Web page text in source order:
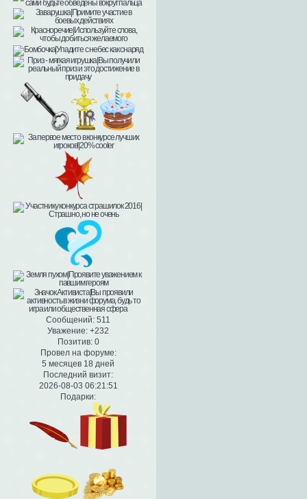
Сообщений: 511
Уважение: +232
Позитив: 0
Провел на форуме:
5 месяцев 18 дней
Последний визит:
2026-08-03 06:21:51
Подарки: